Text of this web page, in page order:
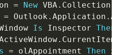
= New VBA.
= Outlook . Application .
Is Inspector Then
. CurrentItem
= olAppointment Then